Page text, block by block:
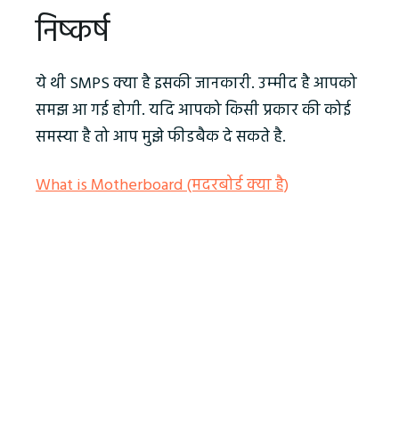
निष्‍कर्ष
ये थी SMPS क्‍या है इसकी जानकारी. उम्‍मीद है आपको
समझ आ गई होगी. यदि आपको किसी प्रकार की कोई
समस्‍या है तो आप मुझे फीडबैक दे सकते है.
What is Motherboard (मदरबोर्ड क्‍या है)